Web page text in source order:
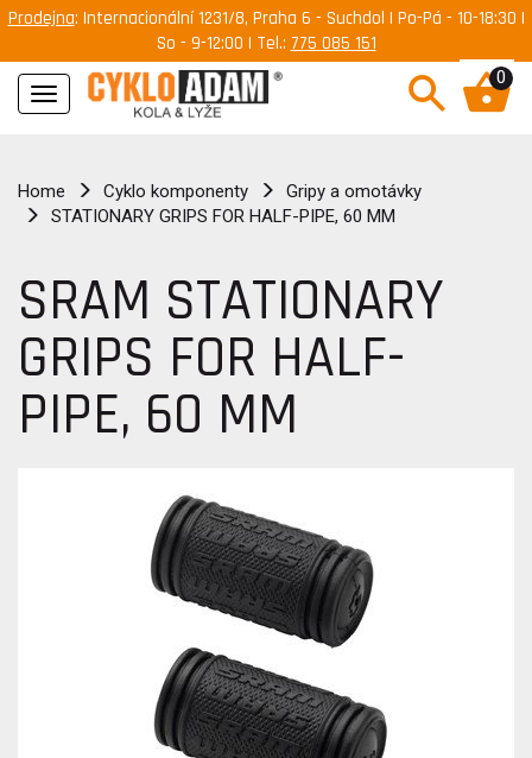
Prodejna: Internacionální 1231/8, Praha 6 - Suchdol | Po-Pá - 10-18:30 |
So - 9-12:00 | Tel.: 775 085 151
Navigace
0
Home Cyklo komponenty
Gripy a omotávky
STATIONARY GRIPS FOR HALF-PIPE, 60 MM
SRAM STATIONARY
GRIPS FOR HALF-
PIPE, 60 MM